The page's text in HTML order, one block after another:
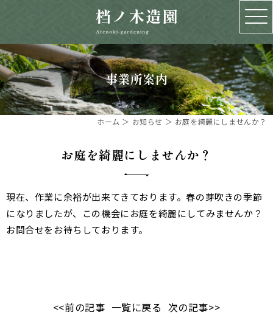
事業所案内
ホーム ＞ お知らせ ＞ お庭を綺麗にしませんか？
お庭を綺麗にしませんか？
現在、作業に余裕が出来てきております。春の芽吹きの季節
になりましたが、この機会にお庭を綺麗にしてみませんか？
お問合せをお待ちしております。
<<前の記事 一覧に戻る 次の記事>>